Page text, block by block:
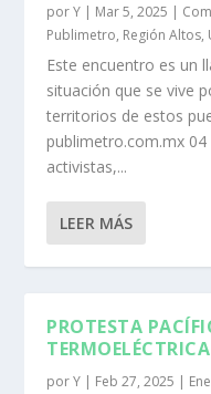
porY | Mar 5, 2025 |
Publimetro, Región Altos,
Este encuentro es un
situación que se vive
territorios de estos
publimetro.com.mx
activistas,...
LEER MÁS
PROTESTA
TERMOELÉCTRICA
porY | Feb 27, 2025 |